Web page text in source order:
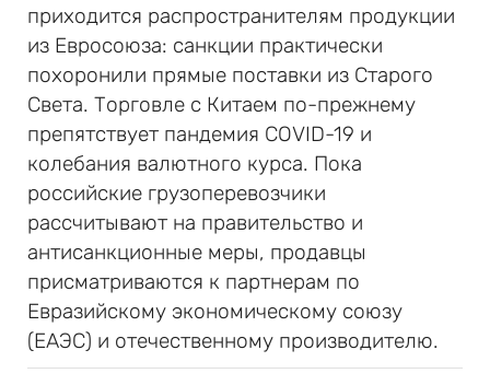
приходится распространителям продукции
из Евросоюза: санкции практически
похоронили прямые поставки из Старого
Света. Торговле с Китаем по-прежнему
препятствует пандемия COVID-19 и
колебания валютного курса. Пока
российские грузоперевозчики
рассчитывают на правительство и
антисанкционные меры, продавцы
присматриваются к партнерам по
Евразийскому экономическому союзу
(ЕАЭС) и отечественному производителю.